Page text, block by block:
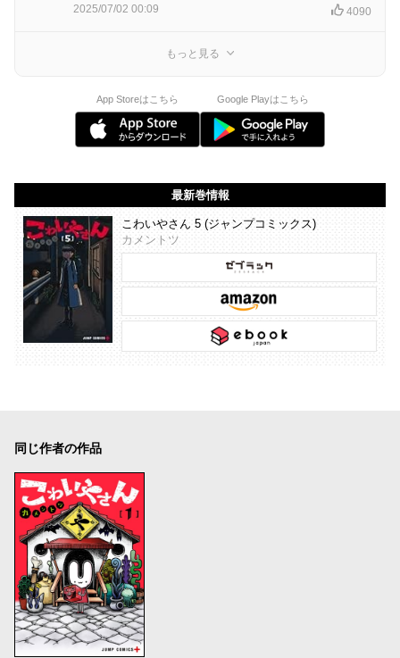
2025/07/02 00:09 4090
もっと見る
App Storeはこちら Google Playはこちら
最新巻情報
こわいやさん 5 (ジャンプコミックス)
カメントツ
同じ作者の作品